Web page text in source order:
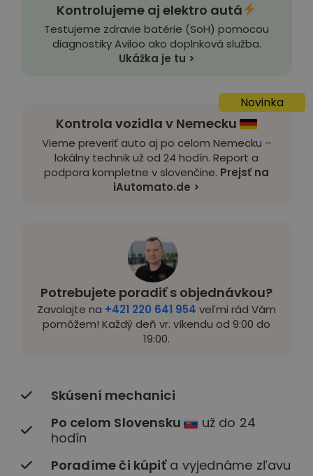
Potrebujete poradiť s objednávkou?
Zavolajte na +421 220 641 954 veľmi rád Vám
pomôžem! Každý deň vr. víkendu od 9:00 do
19:00.
Skúsení mechanici
Po celom Slovensku
už do 24
hodín
Poradíme či kúpiťa vyjednáme zľavu
Kontrolujeme aj elektro autá
Testujeme zdravie batérie (SoH) pomocou
diagnostiky Aviloo ako doplnková služba.
Ukážka je tu >
Novinka
Kontrola vozidla v Nemecku
Vieme preveriť auto aj po celom Nemecku –
lokálny technik už od 24 hodín. Report a
podpora kompletne v slovenčine. Prejsť na
iAutomato.de >